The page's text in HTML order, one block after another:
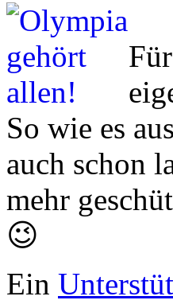
So wie es
auch schon
mehr
😉
Ein